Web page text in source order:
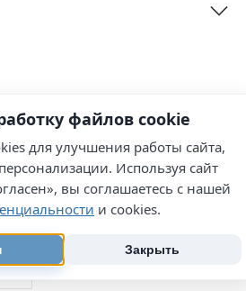
файлов cookie
для улучшения работы сайта,
Используя сайт
вы соглашаетесь с нашей
и cookies.
Закрыть